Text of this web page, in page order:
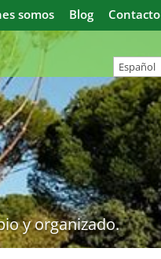
somos Blog Contacto
y organizado.